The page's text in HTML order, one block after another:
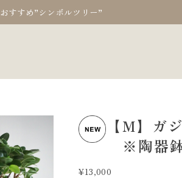
おすすめ”シンボルツリー”
【M】
※陶器
¥13,000